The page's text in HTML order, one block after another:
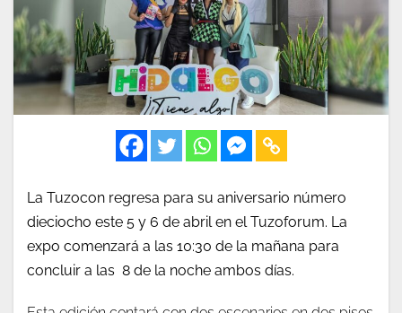
La Tuzocon regresa para su aniversario número
dieciocho este 5 y 6 de abril en el Tuzoforum. La
expo comenzará a las 10:30 de la mañana para
concluir a las 8 de la noche ambos días.